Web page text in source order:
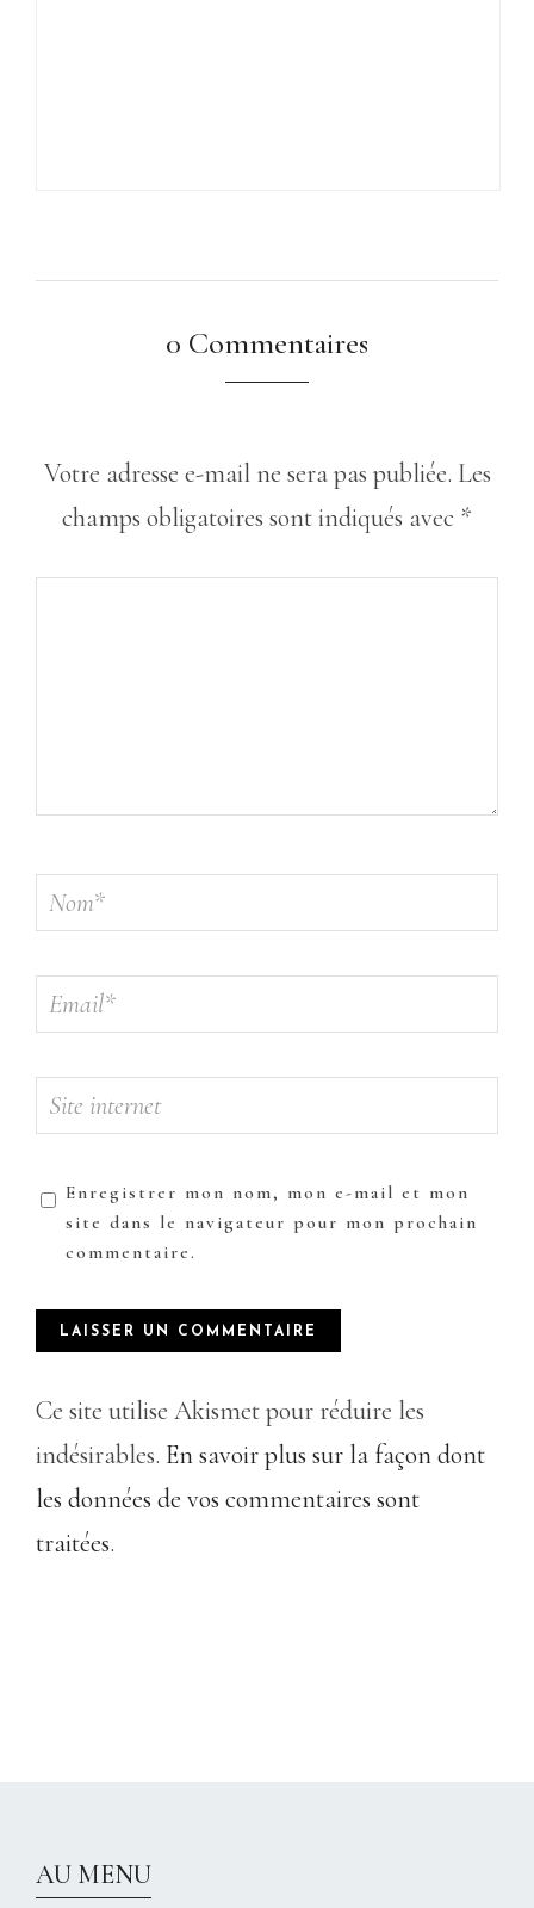
0 Commentaires
Votre adresse e-mail ne sera pas publiée. Les
champs obligatoires sont indiqués avec *
Enregistrer mon nom, mon e-mail et mon
site dans le navigateur pour mon prochain
commentaire.
Ce site utilise Akismet pour réduire les
indésirables. En savoir plus sur la façon dont
les données de vos commentaires sont
traitées.
AU MENU